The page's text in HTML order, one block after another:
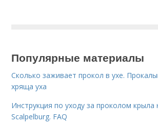
Популярные материалы
Сколько заживает прокол в ухе.
хряща уха
Инструкция по уходу за проколом крыла
Scalpelburg. FAQ